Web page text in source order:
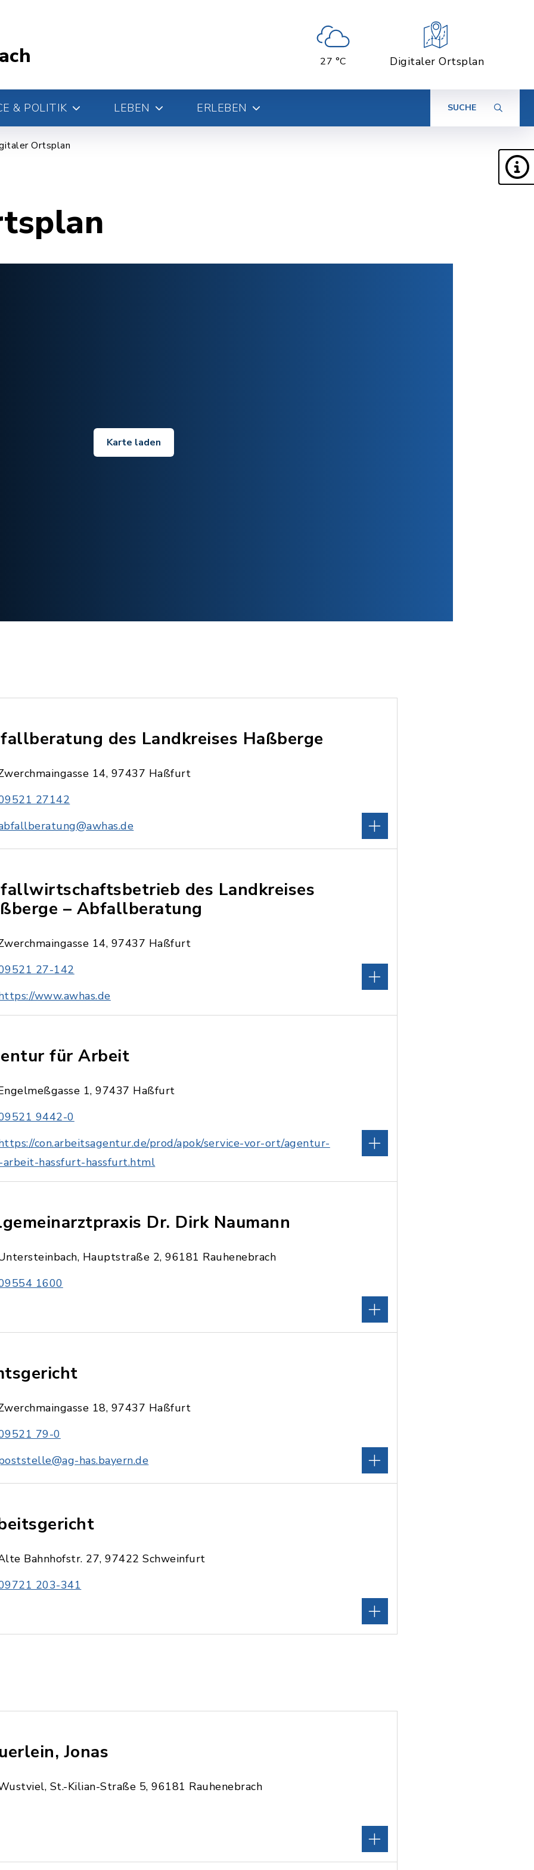
27 °C Digitaler Ortsplan
& POLITIK LEBEN ERLEBEN SUCHE
Ortsplan
Karte laden
des Landkreises Haßberge
14, 97437 Haßfurt
27142
des Landkreises
– Abfallberatung
14, 97437 Haßfurt
27-142
www.awhas.de
für Arbeit
1, 97437 Haßfurt
9442-0
con.arbeitsagentur.de/prod/apok/service-vor-ort/agentur-
hassfurt-hassfurt.html
Dr. Dirk Naumann
Hauptstraße 2, 96181 Rauhenebrach
1600
18, 97437 Haßfurt
79-0
has.bayern.de
Bahnhofstr. 27, 97422 Schweinfurt
203-341
Jonas
St.-Kilian-Straße 5, 96181 Rauhenebrach